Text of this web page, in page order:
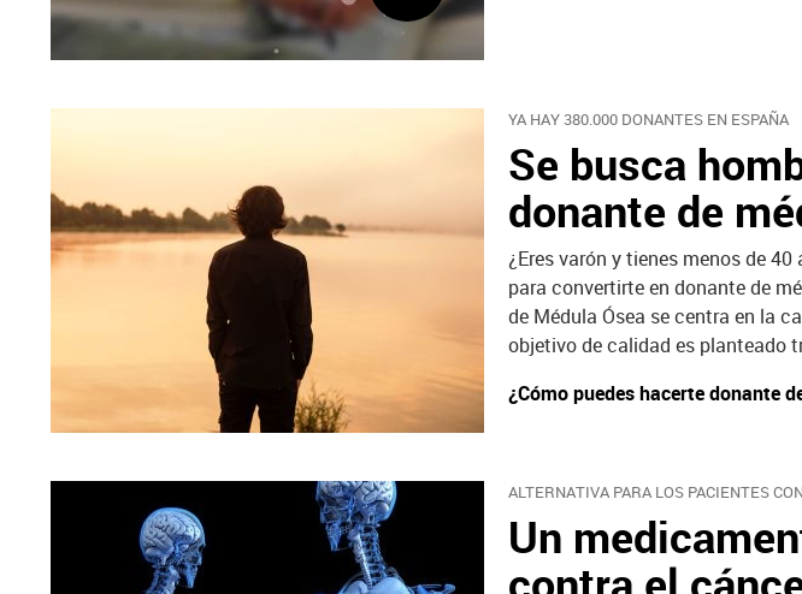
YA HAY 380.000 DONANTES EN ESPAÑA
Se busca
donante de
¿Eres varón y tienes menos de
para convertirte en donante de
de Médula Ósea se centra en la
objetivo de calidad es planteado
¿Cómo puedes hacerte donante
ALTERNATIVA PARA LOS PACIENTES
Un